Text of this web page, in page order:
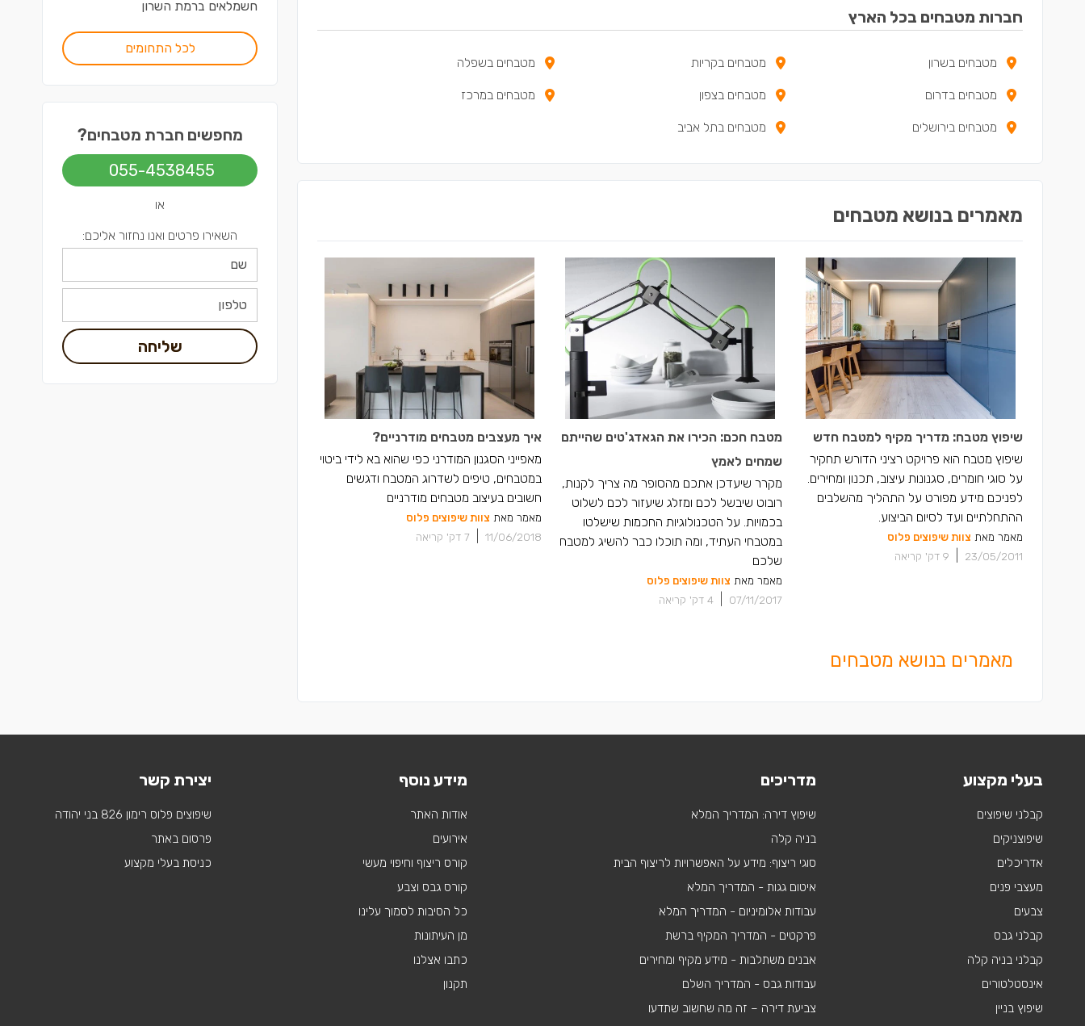
חברות מטבחים בכל הארץ
מטבחים בשרון מטבחים בקריות מטבחים בשפלה
מטבחים בדרום מטבחים בצפון מטבחים במרכז
מטבחים בירושלים מטבחים בתל אביב
מאמרים בנושא מטבחים
שיפוץ מטבח: מדריך מקיף למטבח חדש
שיפוץ מטבח הוא פרויקט רציני הדורש תחקיר
על סוגי חומרים, סגנונות עיצוב, תכנון ומחירים.
לפניכם מידע מפורט על התהליך מהשלבים
ההתחלתיים ועד לסיום הביצוע.
מאמר מאת צוות שיפוצים פלוס
23/05/2011
9 דק' קריאה
מטבח חכם: הכירו את הגאדג'טים שהייתם
שמחים לאמץ
מקרר שיעדכן אתכם מהסופר מה צריך לקנות,
רובוט שיבשל לכם ומזלג שיעזור לכם לשלוט
בכמויות. על הטכנולוגיות החכמות שישלטו
במטבחי העתיד, ומה תוכלו כבר להשיג למטבח
שלכם
מאמר מאת צוות שיפוצים פלוס
07/11/2017
4 דק' קריאה
איך מעצבים מטבחים מודרניים?
מאפייני הסגנון המודרני כפי שהוא בא לידי ביטוי
במטבחים, טיפים לשדרוג המטבח ודגשים
חשובים בעיצוב מטבחים מודרניים
מאמר מאת צוות שיפוצים פלוס
11/06/2018
7 דק' קריאה
מאמרים בנושא מטבחים
חשמלאים ברמת השרון
לכל התחומים
מחפשים חברת מטבחים?
055-4538455
או
השאירו פרטים ואנו נחזור אליכם:
שליחה
בעלי מקצוע
קבלני שיפוצים
שיפוצניקים
אדריכלים
מעצבי פנים
צבעים
קבלני גבס
קבלני בניה קלה
אינסטלטורים
שיפוץ בניין
מדריכים
שיפוץ דירה: המדריך המלא
בניה קלה
סוגי ריצוף: מידע על האפשרויות לריצוף הבית
איטום גגות - המדריך המלא
עבודות אלומיניום - המדריך המלא
פרקטים - המדריך המקיף ברשת
אבנים משתלבות - מידע מקיף ומחירים
עבודות גבס - המדריך השלם
צביעת דירה – זה מה שחשוב שתדעו
מידע נוסף
אודות האתר
אירועים
קורס ריצוף וחיפוי מעשי
קורס גבס וצבע
כל הסיבות לסמוך עלינו
מן העיתונות
כתבו אצלנו
תקנון
יצירת קשר
שיפוצים פלוס רימון 826 בני יהודה
פרסום באתר
כניסת בעלי מקצוע